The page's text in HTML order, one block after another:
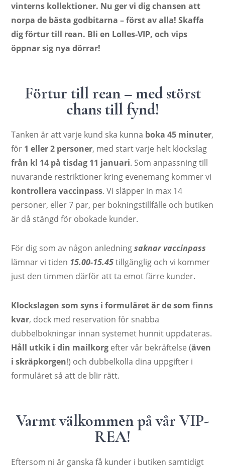
vinterns kollektioner. Nu ger vi dig chansen att
norpa de bästa godbitarna – först av alla! Skaffa
dig förtur till rean. Bli en Lolles-VIP, och vips
öppnar sig nya dörrar!
Förtur till rean – med störst
chans till fynd!
Tanken är att varje kund ska kunna boka 45 minuter,
för 1 eller 2 personer, med start varje helt klockslag
från kl 14 på tisdag 11 januari. Som anpassning till
nuvarande restriktioner kring evenemang kommer vi
kontrollera vaccinpass. Vi släpper in max 14
personer, eller 7 par, per bokningstillfälle och butiken
är då stängd för obokade kunder.
För dig som av någon anledningsaknar vaccinpass
lämnar vi tiden 15.00-15.45tillgänglig och vi kommer
just den timmen därför att ta emot färre kunder.
Klockslagen som syns i formuläret är de som finns
kvar, dock med reservation för snabba
dubbelbokningar innan systemet hunnit uppdateras.
Håll utkik i din mailkorg efter vår bekräftelse (även
i skräpkorgen!) och dubbelkolla dina uppgifter i
formuläret så att de blir rätt.
Varmt välkommen på vår VIP-
REA!
Eftersom ni är ganska få kunder i butiken samtidigt